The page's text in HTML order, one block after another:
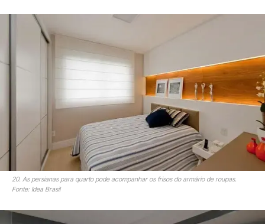
20. As persianas para quarto pode acompanhar os frisos do armário de roupas.
Fonte: Idea Brasil